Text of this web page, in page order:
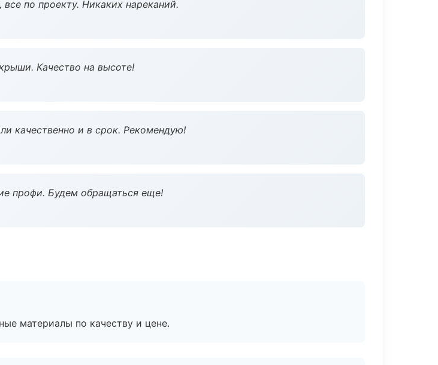
по проекту. Никаких нареканий.
Качество на высоте!
качественно и в срок. Рекомендую!
профи. Будем обращаться еще!
материалы по качеству и цене.